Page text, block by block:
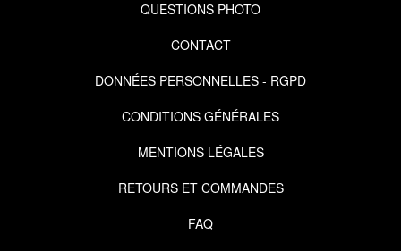
QUESTIONS PHOTO
CONTACT
DONNÉES PERSONNELLES - RGPD
CONDITIONS GÉNÉRALES
MENTIONS LÉGALES
RETOURS ET COMMANDES
FAQ